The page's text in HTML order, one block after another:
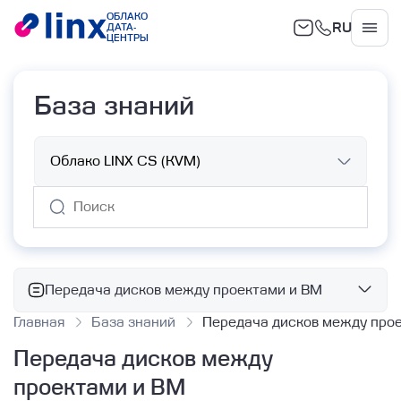
ОБЛАКО
ДАТА-
ЦЕНТРЫ
RU
Облако
База знаний
Передача дисков между проектами и ВМ
Базовые сервисы
Облачные вычисления
Работа с ВМ с помощью Terraform
Главная База знаний Передача дисков между
Передача дисков между
проектами и ВМ